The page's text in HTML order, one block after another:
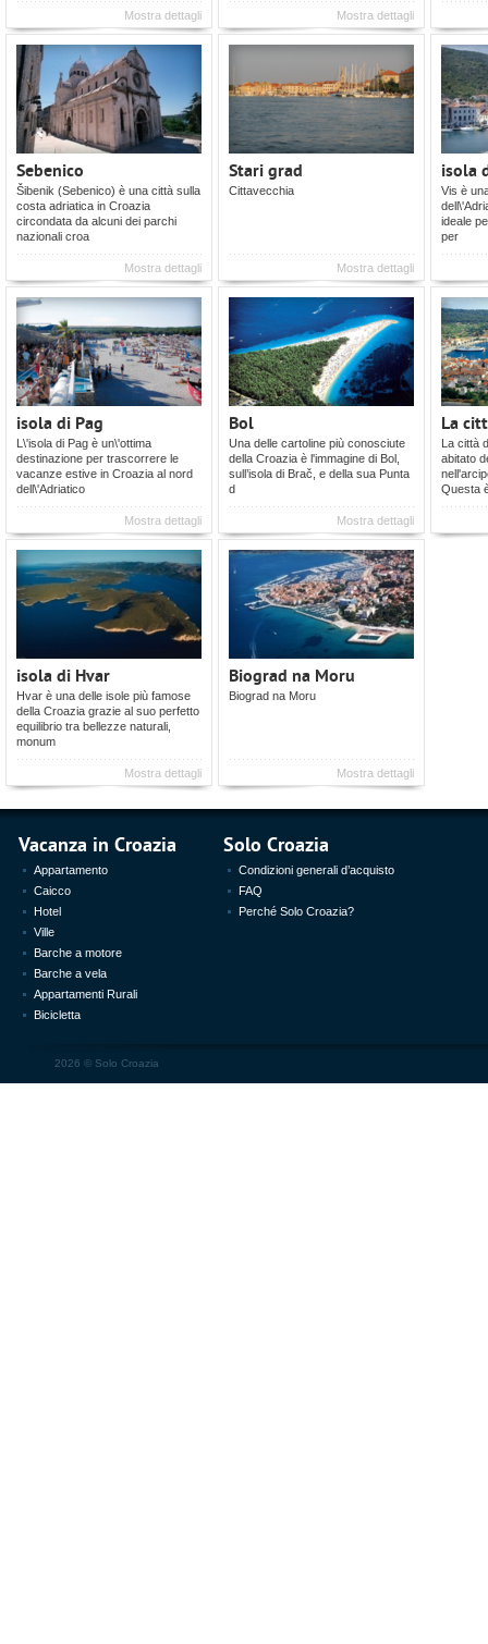
Mostra dettagli Mostra dettagli
Sebenico
Šibenik (Sebenico) è una città sulla
costa adriatica in Croazia
circondata da alcuni dei parchi
nazionali croa
Mostra dettagli
Stari grad
Cittavecchia
Mostra dettagli
isola
Vis è
ideale
per
isola di Pag
L\'isola di Pag è un\'ottima
destinazione per trascorrere le
vacanze estive in Croazia al nord
dell\'Adriatico
Mostra dettagli
Bol
Una delle cartoline più conosciute
della Croazia è l'immagine di Bol,
sull’isola di Brač, e della sua Punta
d
Mostra dettagli
La
La città
abitato
Questa
isola di Hvar
Hvar è una delle isole più famose
della Croazia grazie al suo perfetto
equilibrio tra bellezze naturali,
monum
Mostra dettagli
Biograd na Moru
Biograd na Moru
Mostra dettagli
Vacanza in Croazia
Appartamento
Caicco
Hotel
Ville
Barche a motore
Barche a vela
Appartamenti Rurali
Bicicletta
Solo Croazia
Condizioni generali d’acquisto
FAQ
Perché Solo Croazia?
2026 © Solo Croazia